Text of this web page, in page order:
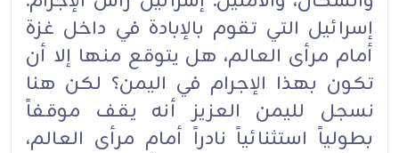
إسرائيل التي تقوم بالإبادة في داخل غزة
أمام مرأى العالم، هل يتوقع منها ‏إلا أن
تكون بهذا الإجرام في اليمن؟ لكن هنا
نسجل لليمن العزيز أنه يقف موقفاً
بطولياً استثنائياً نادراً أمام مرأى العالم،